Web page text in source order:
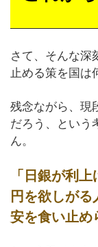
さて、そんな深
止める策を国は
残念ながら、現
だろう、という
ん。
「日銀が利
円を欲しが
安を食い止め